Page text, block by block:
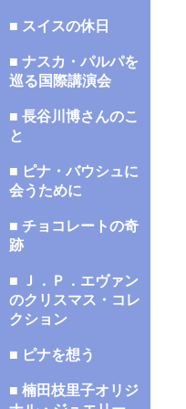
■ スイスの休日
■ ナスカ・パルパを
巡る国際講演会
■ 長谷川博さんのこ
と
■ ピナ・バウシュに
会うために
■ チョコレートの奇
跡
■ Ｊ．Ｐ．エヴァン
のクリスマス・コレ
クション
■ ピナを想う
■ 楠田枝里子オリジ